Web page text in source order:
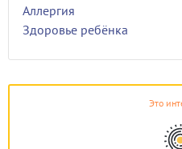
Аллергия
Здоровье ребёнка
Это